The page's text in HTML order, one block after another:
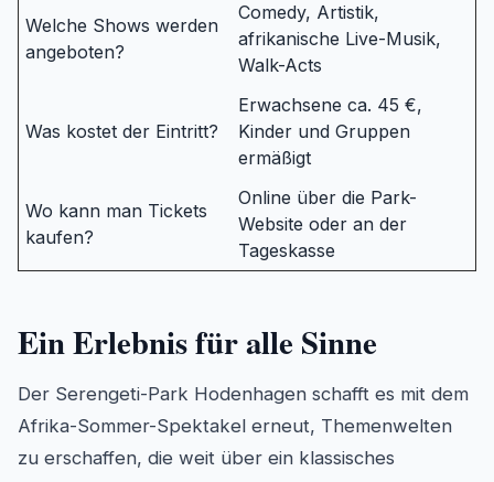
Welche Shows werden
angeboten?
Comedy, Artistik,
afrikanische Live-Musik,
Walk-Acts
Was kostet der Eintritt?
Erwachsene ca. 45 €,
Kinder und Gruppen
ermäßigt
Wo kann man Tickets
kaufen?
Online über die Park-
Website oder an der
Tageskasse
Ein Erlebnis für alle Sinne
Der Serengeti-Park Hodenhagen schafft es mit dem
Afrika-Sommer-Spektakel erneut, Themenwelten
zu erschaffen, die weit über ein klassisches